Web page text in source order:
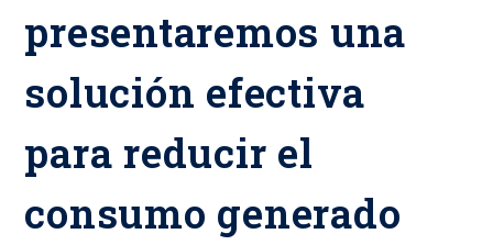
presentaremos una
solución efectiva
para reducir el
consumo generado